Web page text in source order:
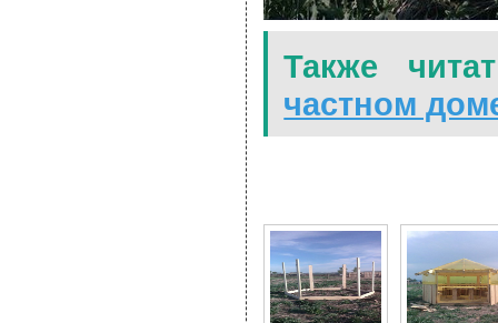
Также
частном